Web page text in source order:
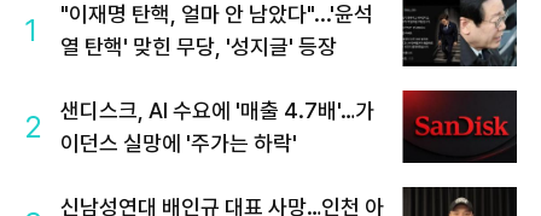
1
"이재명 탄핵, 얼마 안 남았다"...'윤석
열 탄핵' 맞힌 무당, '성지글' 등장
2
샌디스크, AI 수요에 '매출 4.7배'…가
이던스 실망에 '주가는 하락'
신남성연대 배인규 대표 사망…인천 아